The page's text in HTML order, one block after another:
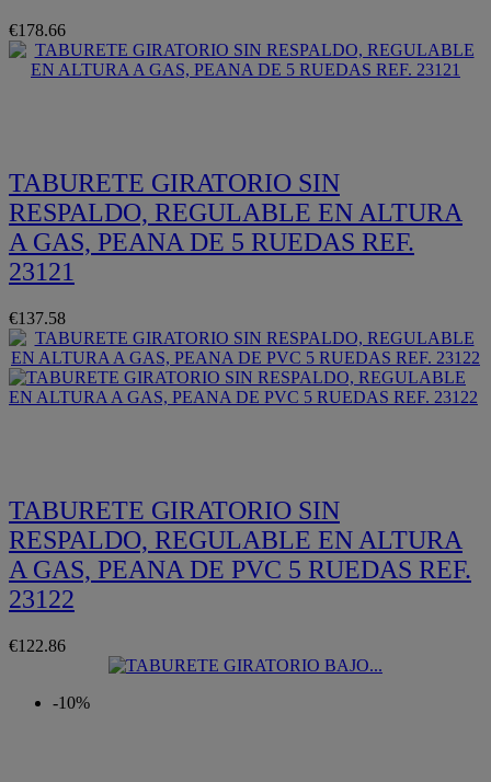
€178.66
TABURETE GIRATORIO SIN
RESPALDO, REGULABLE EN ALTURA
A GAS, PEANA DE 5 RUEDAS REF.
23121
€137.58
TABURETE GIRATORIO SIN
RESPALDO, REGULABLE EN ALTURA
A GAS, PEANA DE PVC 5 RUEDAS REF.
23122
€122.86
-10%